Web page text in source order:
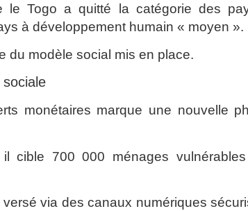
le Togo a quitté la catégorie des
à développement humain « moyen ».
du modèle social mis en place.
monétaires marque une nouvelle
cible 700 000 ménages
via des canaux numériques